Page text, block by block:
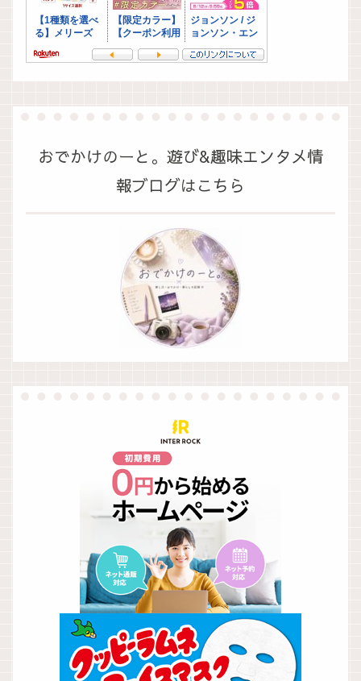
おでかけのーと。遊び&趣味エンタメ情
報ブログはこちら